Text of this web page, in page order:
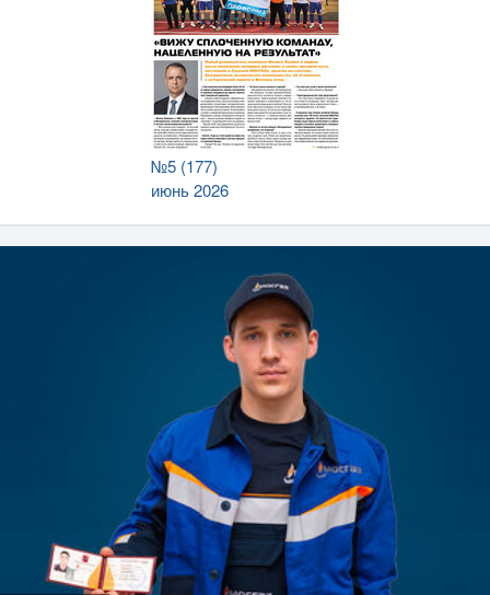
№5 (177)
июнь 2026